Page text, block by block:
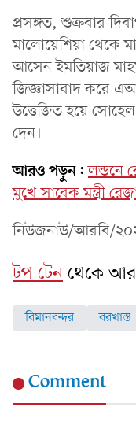
প্রসঙ্গত, শুক্রবার
মালোয়েশিয়া থেকে
আসেন ইমতিয়াজ
জিজ্ঞাসাবাদ করে
উত্তেজিত হয়ে সোহেল
দেন।
আরও পড়ুন: লন্ডনে
মুখে সাবেক মন্ত্রী
নিউজনাউ/আরবি/
টপ টেনথেকে
বিমানবন্দর বরখাস্ত
Comment